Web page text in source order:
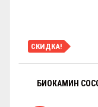
СКИДКА!
БИОКАМИН